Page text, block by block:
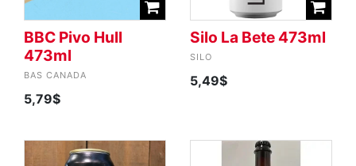
BBC Pivo Hull
473ml
BAS CANADA
5,79$
Silo La Bete 473ml
SILO
5,49$